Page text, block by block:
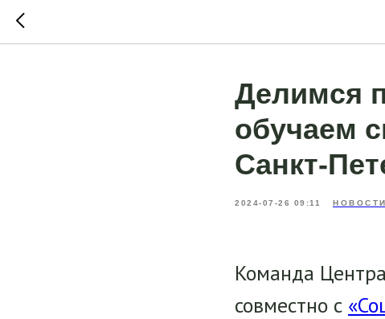
Делимся
обучаем
Санкт-
2024-07-26 09:11 НОВОСТИ
Команда
совместно с